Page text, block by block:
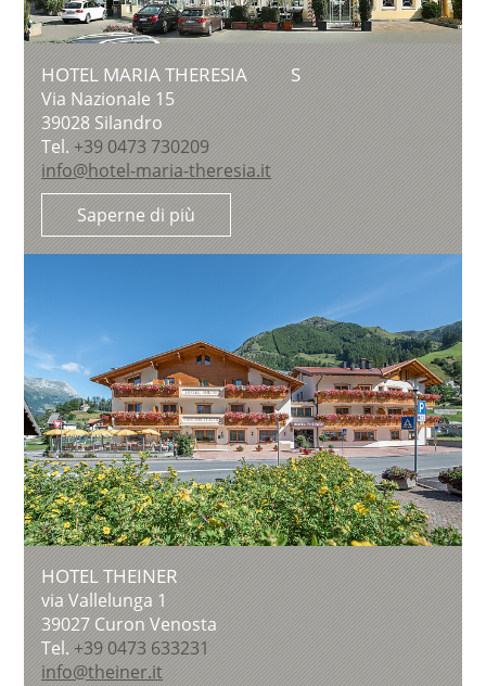
HOTEL MARIA THERESIA S
Via Nazionale 15
39028Silandro
Tel. +39 0473 730209
info@hotel-maria-theresia.it
Saperne di più
HOTEL THEINER
via Vallelunga 1
39027 Curon Venosta
Tel. +39 0473 633231
info@theiner.it